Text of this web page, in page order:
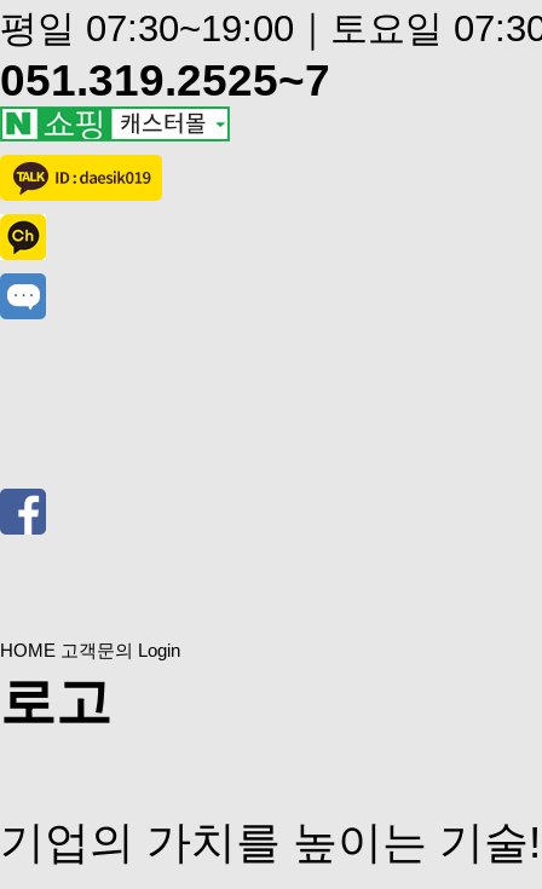
평일 07:30~19:00｜토요일
051.319.2525~7
HOME 고객문의 Login
로고
기업의 가치를 높이는 기